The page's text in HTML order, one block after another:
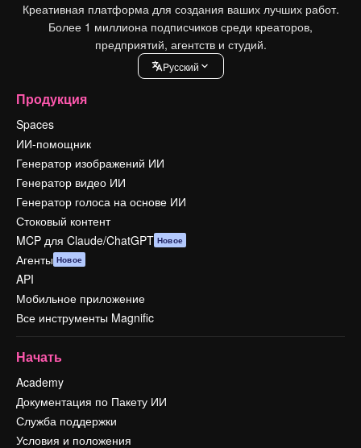
Креативная платформа для создания ваших лучших работ.
Более 1 миллиона подписчиков среди креаторов,
предприятий, агентств и студий.
Pусский
Продукция
Spaces
ИИ-помощник
Генератор изображений ИИ
Генератор видео ИИ
Генератор голоса на основе ИИ
Стоковый контент
MCP для Claude/ChatGPT Новое
Агенты Новое
API
Мобильное приложение
Все инструменты Magnific
Начать
Academy
Документация по Пакету ИИ
Служба поддержки
Условия и положения